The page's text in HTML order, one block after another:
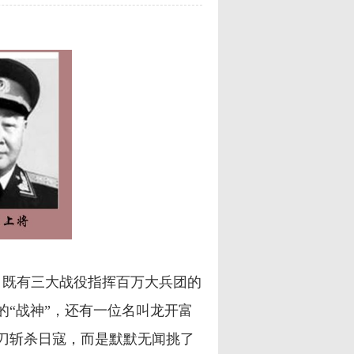
有三大战役指挥百万大兵团的
战神”，还有一位名叫龙开富
斩杀日寇，而是默默无闻挑了